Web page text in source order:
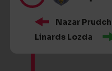
Nazar
Linards Lozda